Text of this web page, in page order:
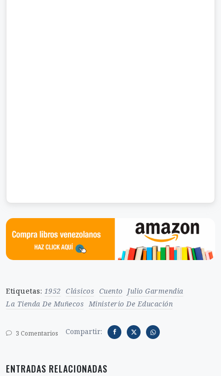
Etiquetas: 1952 Clásicos Cuento Julio Garmendia
La Tienda De Muñecos Ministerio De Educación
3 Comentarios Compartir:
ENTRADAS RELACIONADAS